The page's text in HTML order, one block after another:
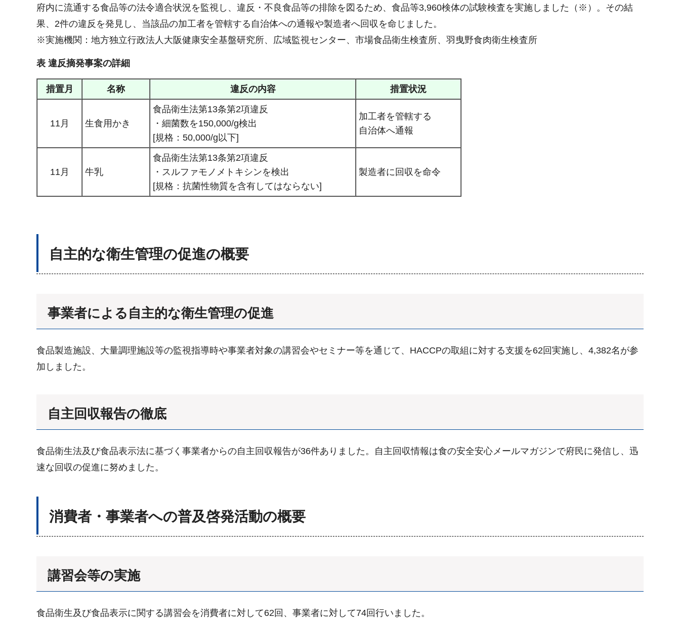
府内に流通する食品等の法令適合状況を監視し、違反・不良食品等の排除を図るため、食品等3,960検体の試験検査を実施しました（※）。その結
果、2件の違反を発見し、当該品の加工者を管轄する自治体への通報や製造者へ回収を命じました。
※実施機関：地方独立行政法人大阪健康安全基盤研究所、広域監視センター、市場食品衛生検査所、羽曳野食肉衛生検査所
表 違反摘発事案の詳細
措置月 名称 違反の内容 措置状況
11月 生食用かき
食品衛生法第13条第2項違反
・細菌数を150,000/g検出
[規格：50,000/g以下]
加工者を管轄する
自治体へ通報
11月 牛乳
食品衛生法第13条第2項違反
・スルファモノメトキシンを検出
[規格：抗菌性物質を含有してはならない]
製造者に回収を命令
自主的な衛生管理の促進の概要
事業者による自主的な衛生管理の促進
食品製造施設、大量調理施設等の監視指導時や事業者対象の講習会やセミナー等を通じて、HACCPの取組に対する支援を62回実施し、4,382名が参
加しました。
自主回収報告の徹底
食品衛生法及び食品表示法に基づく事業者からの自主回収報告が36件ありました。自主回収情報は食の安全安心メールマガジンで府民に発信し、迅
速な回収の促進に努めました。
消費者・事業者への普及啓発活動の概要
講習会等の実施
食品衛生及び食品表示に関する講習会を消費者に対して62回、事業者に対して74回行いました。